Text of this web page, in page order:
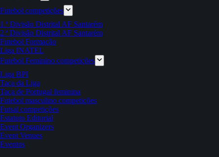
Futebol competições
1.ª Divisão Distrital AF Santarém
2.ª Divisão Distrital AF Santarém
Futebol Formação
Liga INATEL
Futebol Feminino competições
Liga BPI
Taça da Liga
Taça de Portugal feminina
Futebol masculino competições
Futsal competições
Estatuto Editorial
Event Organizers
Event Venues
Eventos